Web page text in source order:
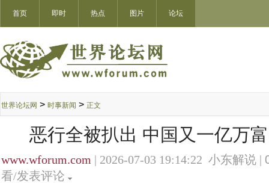
首页 即时 热点 图片 论坛
世界论坛网 > 时事新闻 > 正文
恶行全被扒出 中国又一亿万
www.wforum.com | 2026-07-03 19:14:22 小东解说 |
看/发表评论